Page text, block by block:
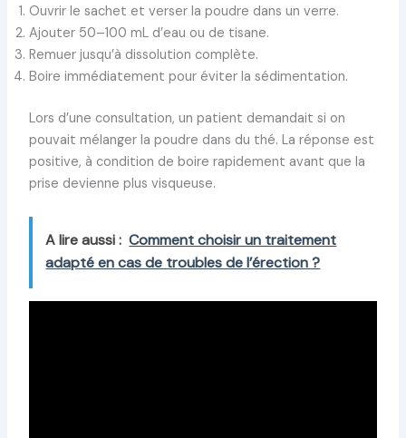
Ouvrir le sachet et verser la poudre dans un verre.
Ajouter 50–100 mL d’eau ou de tisane.
Remuer jusqu’à dissolution complète.
Boire immédiatement pour éviter la sédimentation.
Lors d’une consultation, un patient demandait si on
pouvait mélanger la poudre dans du thé. La réponse est
positive, à condition de boire rapidement avant que la
prise devienne plus visqueuse.
A lire aussi : Comment choisir un traitement
adapté en cas de troubles de l’érection ?